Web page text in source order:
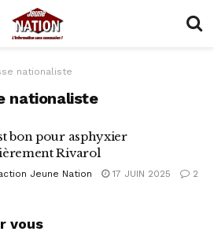
nationaliste
nationaliste
bon pour asphyxier
Rivarol
Jeune Nation 17 JUIN 2025 2
vous